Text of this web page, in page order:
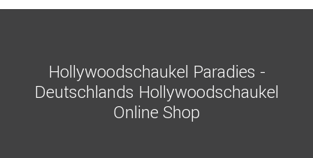
Hollywoodschaukel Paradies -
Deutschlands Hollywoodschaukel
Online Shop